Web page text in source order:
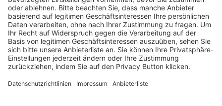
BFV-Geschäftsstellen
Trainerbörse
Login SpielPlus
FOLGE DEM BFV